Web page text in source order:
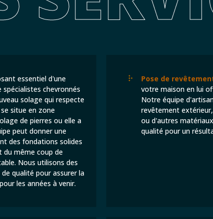
essentiel d'une
chevronnés
solage qui respecte
situe en zone
de pierres ou elle a
peut donner une
des fondations solides
du même coup de
Nous utilisons des
qualité pour assurer la
les années à venir.
Pose de
votre maison en lui
Notre équipe
revêtement
ou d'autres
qualité pour un